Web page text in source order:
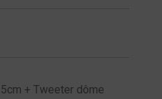
+ Tweeter dôme